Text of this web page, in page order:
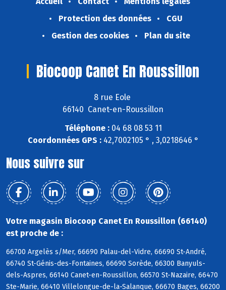
Protection des données
CGU
Gestion des cookies
Plan du site
Biocoop Canet En Roussillon
8 rue Eole
66140 Canet-en-Roussillon
Téléphone :04 68 08 53 11
Coordonnées GPS :42,7002105 ° , 3,0218646 °
Nous suivre sur
Votre magasin Biocoop Canet En Roussillon (66140)
est proche de :
66700 Argelès s/Mer, 66690 Palau-del-Vidre, 66690 St-André,
66740 St-Génis-des-Fontaines, 66690 Sorède, 66300 Banyuls-
dels-Aspres, 66140 Canet-en-Roussillon, 66570 St-Nazaire, 66470
Ste-Marie, 66410 Villelongue-de-la-Salanque, 66670 Bages, 66200